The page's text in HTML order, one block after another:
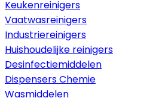
Keukenreinigers
Vaatwasreinigers
Industriereinigers
Huishoudelijke reinigers
Desinfectiemiddelen
Dispensers Chemie
Wasmiddelen